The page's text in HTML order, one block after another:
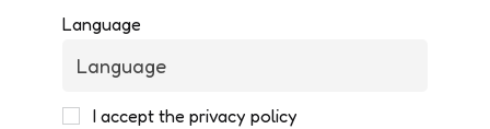
Language
I accept the privacy policy